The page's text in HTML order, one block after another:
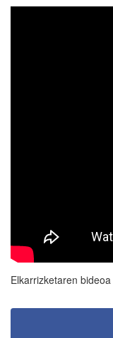
Elkarrizketaren bideoa